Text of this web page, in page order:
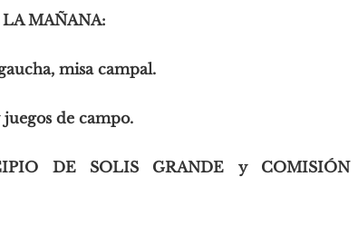
MAÑANA:
misa campal.
de campo.
DE SOLIS GRANDE y